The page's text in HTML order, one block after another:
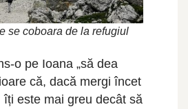
se coboara de la refugiul
o pe Ioana „să dea
că, dacă mergi încet
este mai greu decât să